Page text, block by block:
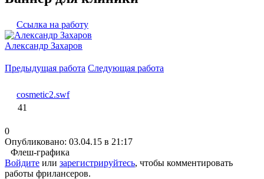
Ссылка на работу
Александр Захаров
Предыдущая работа Следующая работа
cosmetic2.swf
41
0
Опубликовано: 03.04.15 в 21:17
Флеш-графика
Войдите или зарегистрируйтесь, чтобы комментировать
работы фрилансеров.